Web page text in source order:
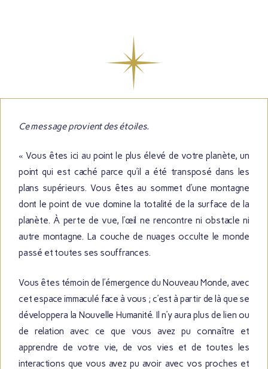
Ce message provient des étoiles.
« Vous êtes ici au point le plus élevé de votre planète, un
point qui est caché parce qu’il a été transposé dans les
plans supérieurs. Vous êtes au sommet d’une montagne
dont le point de vue domine la totalité de la surface de la
planète. À perte de vue, l’œil ne rencontre ni obstacle ni
autre montagne. La couche de nuages occulte le monde
passé et toutes ses souffrances.
Vous êtes témoin de l’émergence du Nouveau Monde, avec
cet espace immaculé face à vous ; c’est à partir de là que se
développera la Nouvelle Humanité. Il n’y aura plus de lien ou
de relation avec ce que vous avez pu connaître et
apprendre de votre vie, de vos vies et de toutes les
interactions que vous avez pu avoir avec vos proches et